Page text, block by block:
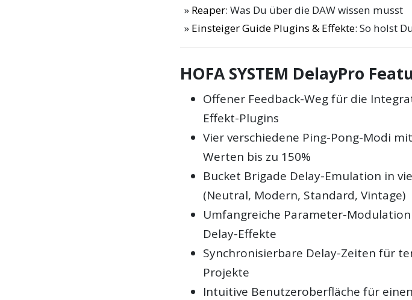
Reaper: Was Du über die DAW wissen musst
Einsteiger Guide Plugins & Effekte: So holst
HOFA SYSTEM DelayPro
Offener Feedback-Weg für die
Effekt-Plugins
Vier verschiedene Ping-Pong-Modi
Werten bis zu 150%
Bucket Brigade Delay-Emulation in
(Neutral, Modern, Standard, Vintage)
Umfangreiche Parameter-
Delay-Effekte
Synchronisierbare Delay-Zeiten für
Projekte
Intuitive Benutzeroberfläche für